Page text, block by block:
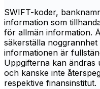
SWIFT-koder,
information som
för allmän information.
säkerställa
informationen är
Uppgifterna kan ändras
och kanske inte
respektive finansinstitut.